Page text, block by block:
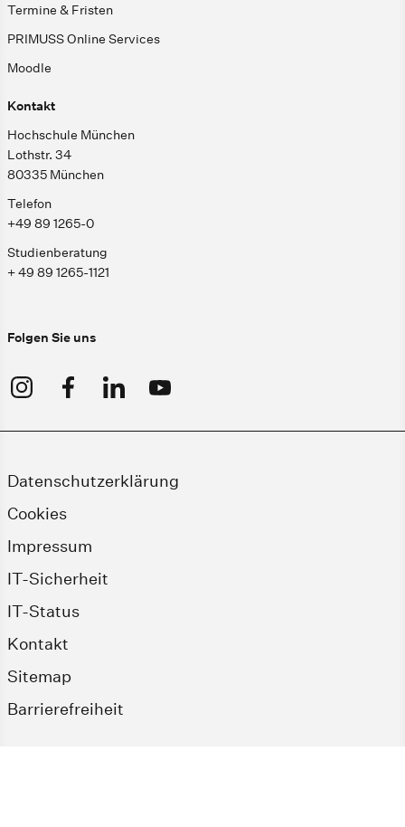
Termine & Fristen
PRIMUSS Online Services
Moodle
Kontakt
Hochschule München
Lothstr. 34
80335 München
Telefon
+49 89 1265-0
Studienberatung
+ 49 89 1265-1121
Folgen Sie uns
Datenschutzerklärung
Cookies
Impressum
IT-Sicherheit
IT-Status
Kontakt
Sitemap
Barrierefreiheit